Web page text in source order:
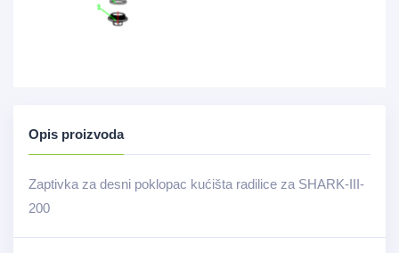
Opis proizvoda
Zaptivka za desni poklopac kućišta radilice za SHARK-III-
200